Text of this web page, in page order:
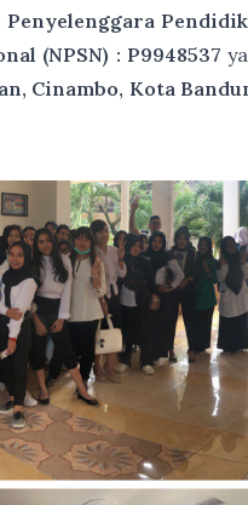
Penyelenggara
(NPSN) : P9948537
Cinambo, Kota